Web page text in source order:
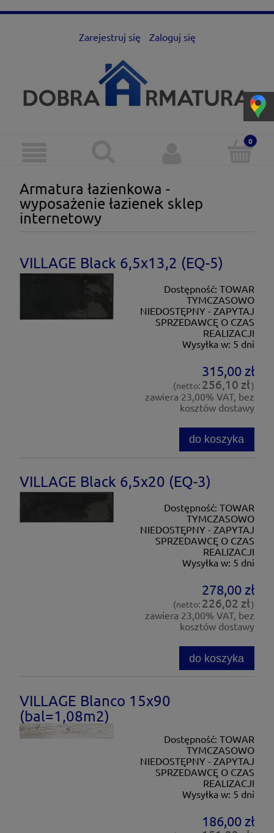
Zarejestruj się Zaloguj się
Armatura łazienkowa -
wyposażenie łazienek sklep
internetowy
VILLAGE Black 6,5x13,2 (EQ-5)
Dostępność: TOWAR
TYMCZASOWO
NIEDOSTĘPNY - ZAPYTAJ
SPRZEDAWCĘ O CZAS
REALIZACJI
Wysyłka w: 5 dni
315,00 zł
(netto: 256,10 zł)
zawiera 23,00% VAT, bez
kosztów dostawy
do koszyka
VILLAGE Black 6,5x20 (EQ-3)
Dostępność: TOWAR
TYMCZASOWO
NIEDOSTĘPNY - ZAPYTAJ
SPRZEDAWCĘ O CZAS
REALIZACJI
Wysyłka w: 5 dni
278,00 zł
(netto: 226,02 zł)
zawiera 23,00% VAT, bez
kosztów dostawy
do koszyka
VILLAGE Blanco 15x90
(bal=1,08m2)
Dostępność: TOWAR
TYMCZASOWO
NIEDOSTĘPNY - ZAPYTAJ
SPRZEDAWCĘ O CZAS
REALIZACJI
Wysyłka w: 5 dni
186,00 zł